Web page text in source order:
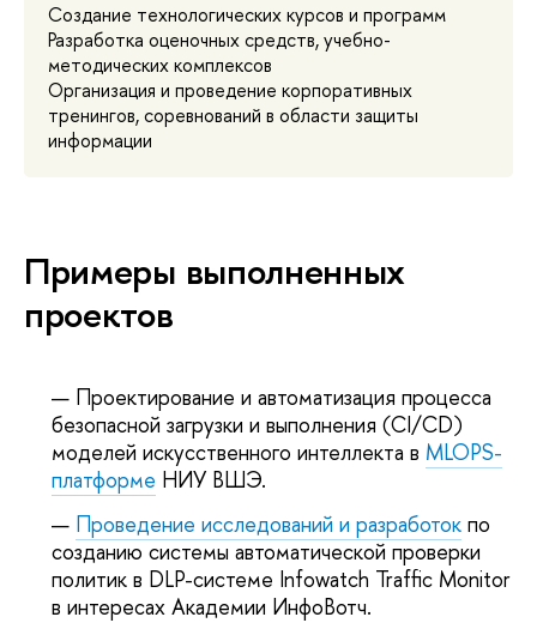
Создание технологических курсов и программ
Разработка оценочных средств, учебно-
методических комплексов
Организация и проведение корпоративных
тренингов, соревнований в области защиты
информации
Примеры выполненных
проектов
Проектирование и автоматизация процесса
безопасной загрузки и выполнения (CI/CD)
моделей искусственного интеллекта в MLOPS-
платформе НИУ ВШЭ.
Проведение исследований и разработокпо
созданию системы автоматической проверки
политик в DLP-системе Infowatch Traffic Monitor
в интересах Академии ИнфоВотч.